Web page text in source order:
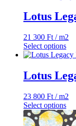
terméknek
több
van.
A
változatok
termékoldalon
választhatók
ki
Lotus
21 300 Ft / m2
Select options
Lotus
23 800 Ft / m2
Select options